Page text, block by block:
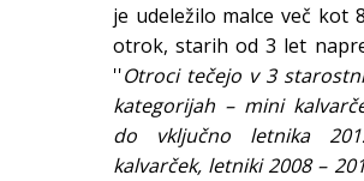
je udeležilo malce več kot
otrok, starih od 3 let
''Otroci tečejo v 3
kategorijah – mini
do vključno letnika
kalvarček, letniki 2008 –